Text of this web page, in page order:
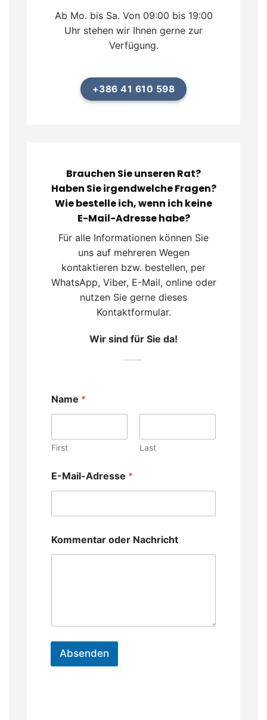
Ab Mo. bis Sa. Von 09:00 bis 19:00
Uhr stehen wir Ihnen gerne zur
Verfügung.
+386 41 610 598
Brauchen Sie unseren Rat?
Haben Sie irgendwelche Fragen?
Wie bestelle ich, wenn ich keine
E-Mail-Adresse habe?
Für alle Informationen können Sie
uns auf mehreren Wegen
kontaktieren bzw. bestellen, per
WhatsApp, Viber, E-Mail, online oder
nutzen Sie gerne dieses
Kontaktformular.
Wir sind für Sie da!
Name *
First Last
E-Mail-Adresse *
Kommentar oder Nachricht
Absenden